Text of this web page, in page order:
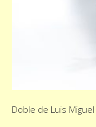
Doble de Luis Miguel